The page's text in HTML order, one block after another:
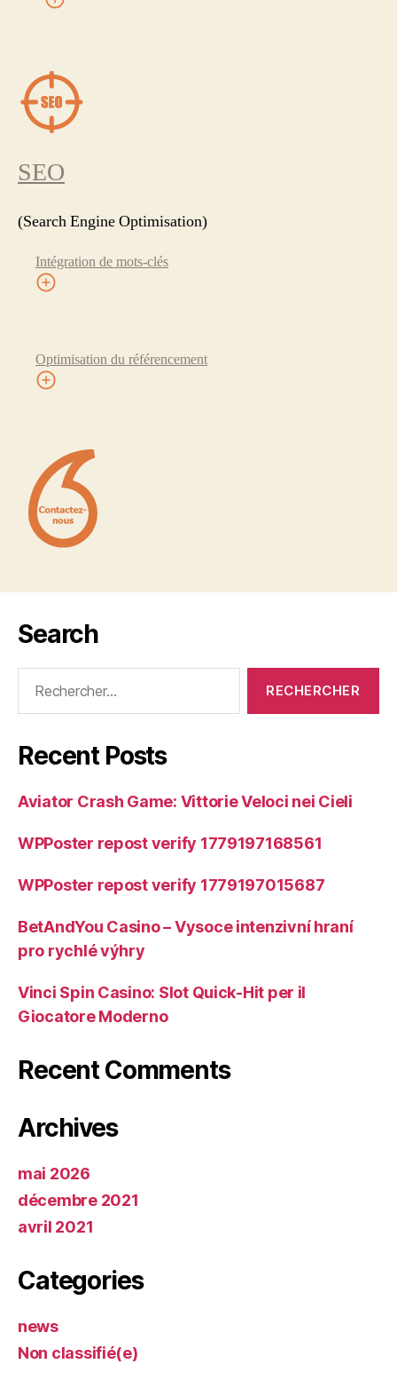
SEO
(Search Engine Optimisation)
Intégration de mots-clés
Optimisation du référencement
Search
Recent Posts
Aviator Crash Game: Vittorie Veloci nei Cieli
WPPoster repost verify 1779197168561
WPPoster repost verify 1779197015687
BetAndYou Casino – Vysoce intenzivní hraní
pro rychlé výhry
Vinci Spin Casino: Slot Quick‑Hit per il
Giocatore Moderno
Recent Comments
Archives
mai 2026
décembre 2021
avril 2021
Categories
news
Non classifié(e)